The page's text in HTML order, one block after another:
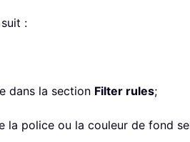
:
dans la section Filter rules;
la police ou la couleur de fond